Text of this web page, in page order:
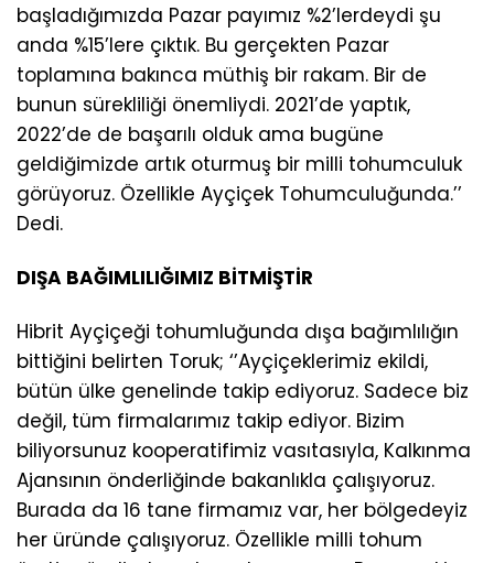
başladığımızda Pazar payımız %2’lerdeydi şu
anda %15’lere çıktık. Bu gerçekten Pazar
toplamına bakınca müthiş bir rakam. Bir de
bunun sürekliliği önemliydi. 2021’de yaptık,
2022’de de başarılı olduk ama bugüne
geldiğimizde artık oturmuş bir milli tohumculuk
görüyoruz. Özellikle Ayçiçek Tohumculuğunda.’’
Dedi.
DIŞA BAĞIMLILIĞIMIZ BİTMİŞTİR
Hibrit Ayçiçeği tohumluğunda dışa bağımlılığın
bittiğini belirten Toruk; ‘’Ayçiçeklerimiz ekildi,
bütün ülke genelinde takip ediyoruz. Sadece biz
değil, tüm firmalarımız takip ediyor. Bizim
biliyorsunuz kooperatifimiz vasıtasıyla, Kalkınma
Ajansının önderliğinde bakanlıkla çalışıyoruz.
Burada da 16 tane firmamız var, her bölgedeyiz
her üründe çalışıyoruz. Özellikle milli tohum